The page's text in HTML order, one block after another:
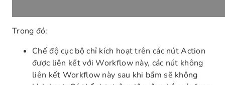
Trong đó:
Chế độ cục bộ chỉ kích hoạt trên các nút Action
được liên kết với Workflow này, các nút không
liên kết Workflow này sau khi bấm sẽ không